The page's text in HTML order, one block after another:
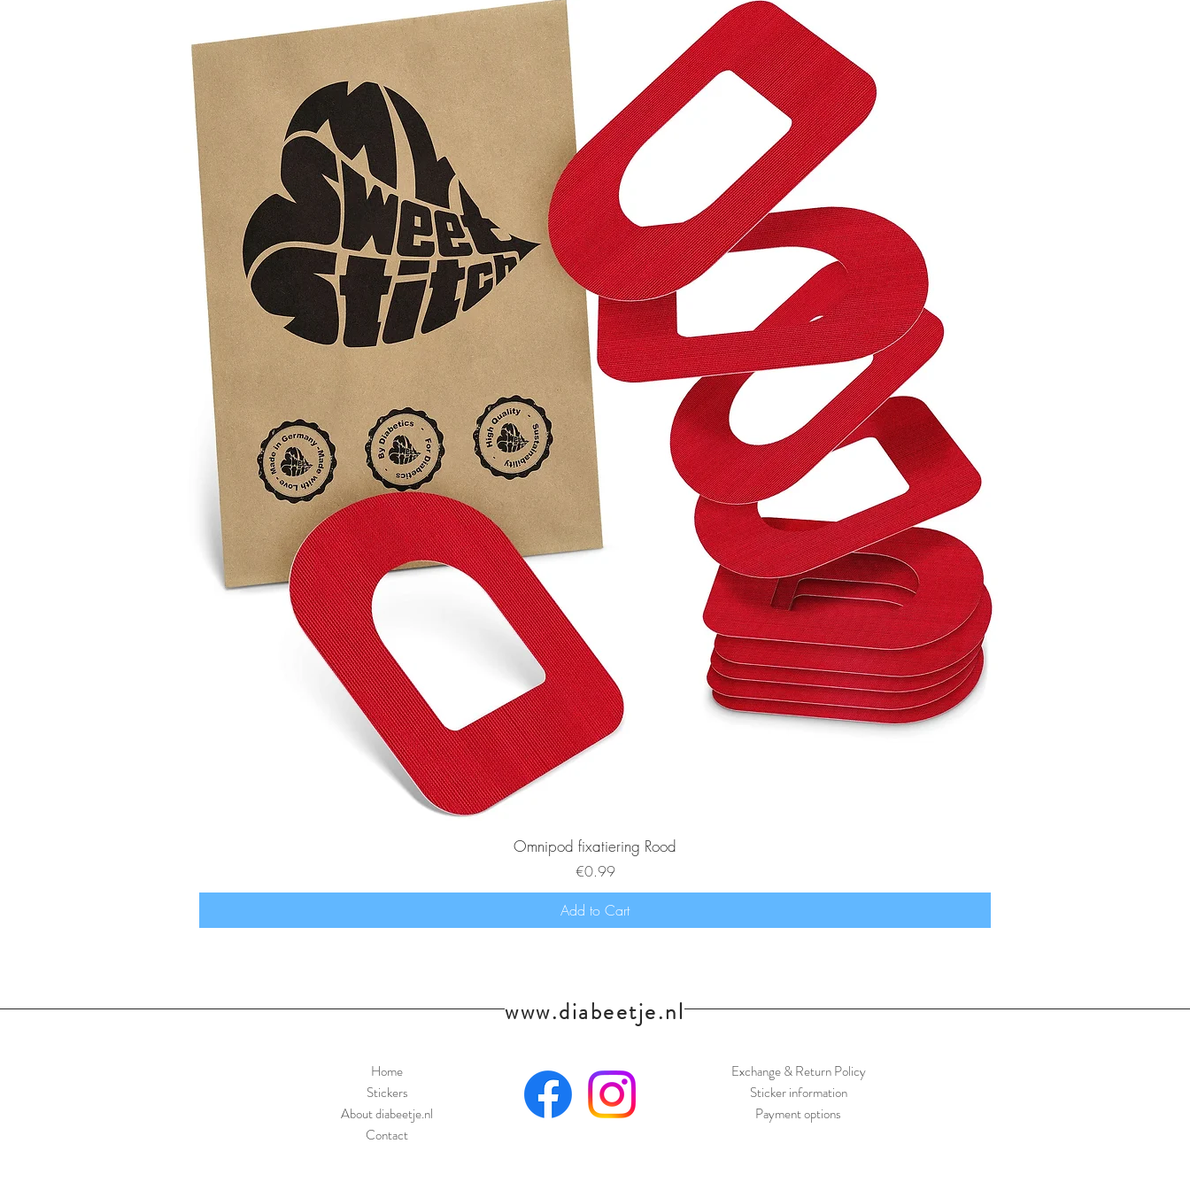
Omnipod fixatiering Rood
Price
€0.99
Add to Cart
www.diabeetje.nl
Home
Stickers
About diabeetje.nl
Contact
Exchange & Return Policy
Sticker information
Payment options